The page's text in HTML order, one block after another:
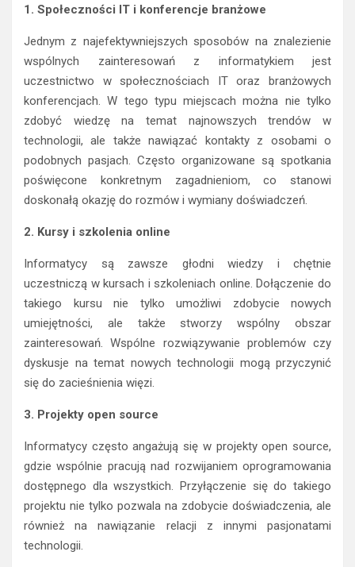
1. Społeczności IT i konferencje branżowe
Jednym z najefektywniejszych sposobów na znalezienie
wspólnych zainteresowań z informatykiem jest
uczestnictwo w społecznościach IT oraz branżowych
konferencjach. W tego typu miejscach można nie tylko
zdobyć wiedzę na temat najnowszych trendów w
technologii, ale także nawiązać kontakty z osobami o
podobnych pasjach. Często organizowane są spotkania
poświęcone konkretnym zagadnieniom, co stanowi
doskonałą okazję do rozmów i wymiany doświadczeń.
2. Kursy i szkolenia online
Informatycy są zawsze głodni wiedzy i chętnie
uczestniczą w kursach i szkoleniach online. Dołączenie do
takiego kursu nie tylko umożliwi zdobycie nowych
umiejętności, ale także stworzy wspólny obszar
zainteresowań. Wspólne rozwiązywanie problemów czy
dyskusje na temat nowych technologii mogą przyczynić
się do zacieśnienia więzi.
3. Projekty open source
Informatycy często angażują się w projekty open source,
gdzie wspólnie pracują nad rozwijaniem oprogramowania
dostępnego dla wszystkich. Przyłączenie się do takiego
projektu nie tylko pozwala na zdobycie doświadczenia, ale
również na nawiązanie relacji z innymi pasjonatami
technologii.